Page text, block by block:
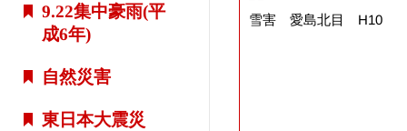
9.22集中豪雨(平
成6年)
自然災害
東日本大震災
雪害 愛島北目 H10